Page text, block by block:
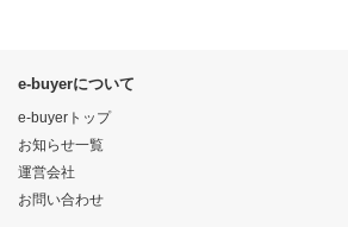
e-buyerについて
e-buyerトップ
お知らせ一覧
運営会社
お問い合わせ